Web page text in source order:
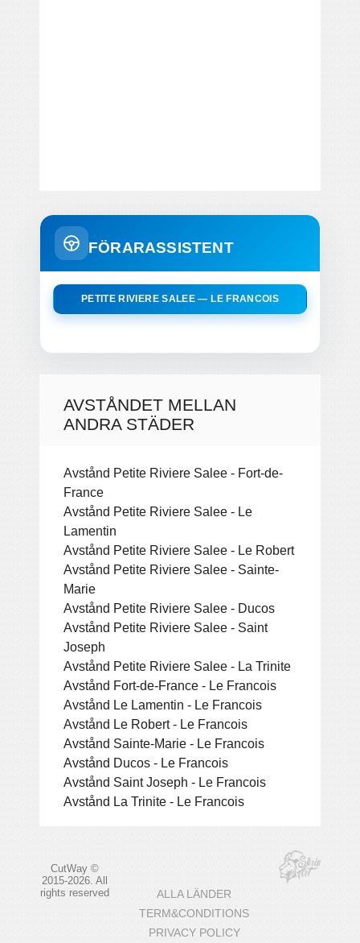
FÖRARASSISTENT
PETITE RIVIERE SALEE — LE FRANCOIS
AVSTÅNDET MELLAN
ANDRA STÄDER
Avstånd Petite Riviere Salee - Fort-de-
France
Avstånd Petite Riviere Salee - Le
Lamentin
Avstånd Petite Riviere Salee - Le Robert
Avstånd Petite Riviere Salee - Sainte-
Marie
Avstånd Petite Riviere Salee - Ducos
Avstånd Petite Riviere Salee - Saint
Joseph
Avstånd Petite Riviere Salee - La Trinite
Avstånd Fort-de-France - Le Francois
Avstånd Le Lamentin - Le Francois
Avstånd Le Robert - Le Francois
Avstånd Sainte-Marie - Le Francois
Avstånd Ducos - Le Francois
Avstånd Saint Joseph - Le Francois
Avstånd La Trinite - Le Francois
CutWay ©
2015-2026. All
rights reserved
ALLA LÄNDER
TERM&CONDITIONS
PRIVACY POLICY